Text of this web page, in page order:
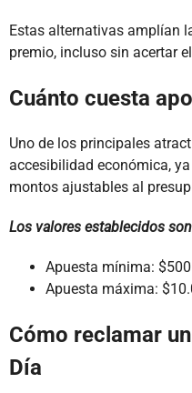
Estas alternativas amplían
premio, incluso sin acertar
Cuánto cuesta
Uno de los principales
accesibilidad económica,
montos ajustables al
Los valores establecidos
Apuesta mínima:
Apuesta máxima:
Cómo reclamar
Día